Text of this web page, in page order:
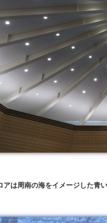
アは周南の海をイメージした青